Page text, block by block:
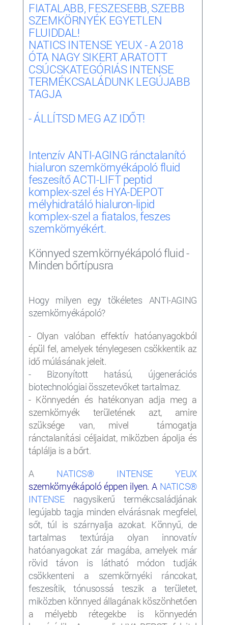
FIATALABB, FESZESEBB, SZEBB
SZEMKÖRNYÉK EGYETLEN
FLUIDDAL!
NATICS INTENSE YEUX - A 2018
ÓTA NAGY SIKERT ARATOTT
CSÚCSKATEGÓRIÁS INTENSE
TERMÉKCSALÁDUNK LEGÚJABB
TAGJA
- ÁLLÍTSD MEG AZ IDŐT!
Intenzív ANTI-AGING ránctalanító
hialuron szemkörnyékápoló fluid
feszesítő ACTI-LIFT peptid
komplex-szel és HYA-DEPOT
mélyhidratáló hialuron-lipid
komplex-szel a fiatalos, feszes
szemkörnyékért.
Könnyed szemkörnyékápoló fluid -
Minden bőrtípusra
Hogy milyen egy tökéletes ANTI-AGING
szemkörnyékápoló?
- Olyan valóban effektív hatóanyagokból
épül fel, amelyek ténylegesen csökkentik az
idő múlásának jeleit.
- Bizonyított hatású, újgenerációs
biotechnológiai összetevőket tartalmaz.
- Könnyedén és hatékonyan adja meg a
szemkörnyék területének azt, amire
szüksége van, mivel támogatja
ránctalanítási céljaidat, miközben ápolja és
táplálja is a bőrt.
A
NATICS® INTENSE YEUX
szemkörnyékápoló éppen ilyen. A NATICS®
INTENSEnagysikerű termékcsaládjának
legújabb tagja minden elvárásnak megfelel,
sőt, túl is szárnyalja azokat. Könnyű, de
tartalmas textúrája olyan innovatív
hatóanyagokat zár magába, amelyek már
rövid távon is látható módon tudják
csökkenteni a szemkörnyéki ráncokat,
feszesítik, tónusossá teszik a területet,
miközben könnyed állagának köszönhetően
a mélyebb rétegekbe is könnyedén